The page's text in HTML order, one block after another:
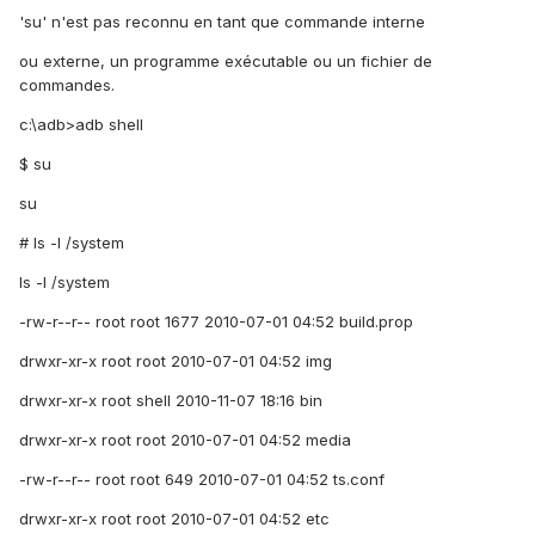
'su' n'est pas reconnu en tant que commande interne
ou externe, un programme exécutable ou un fichier de
commandes.
c:\adb>adb shell
$ su
su
# ls -l /system
ls -l /system
-rw-r--r-- root root 1677 2010-07-01 04:52 build.prop
drwxr-xr-x root root 2010-07-01 04:52 img
drwxr-xr-x root shell 2010-11-07 18:16 bin
drwxr-xr-x root root 2010-07-01 04:52 media
-rw-r--r-- root root 649 2010-07-01 04:52 ts.conf
drwxr-xr-x root root 2010-07-01 04:52 etc